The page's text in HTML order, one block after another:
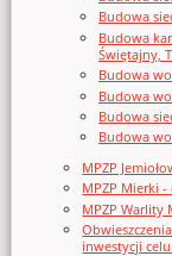
Budowa
Budowa
Świętajny,
Budowa
Budowa
Budowa
Budowa
MPZP
MPZP Mierki -
MPZP Warlity
inwestycji